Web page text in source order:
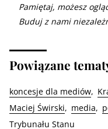
Pamiętaj, możesz
Buduj z nami
Powiązane
koncesje dla mediów
Maciej Świrski
media
Trybunału Stanu